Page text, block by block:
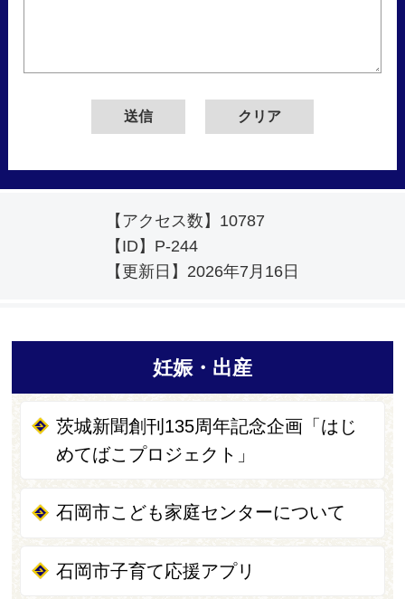
【アクセス数】 10787
【ID】 P-244
【更新日】 2026年7月16日
妊娠・出産
茨城新聞創刊135周年記念企画「はじ
めてばこプロジェクト」
石岡市こども家庭センターについて
石岡市子育て応援アプリ